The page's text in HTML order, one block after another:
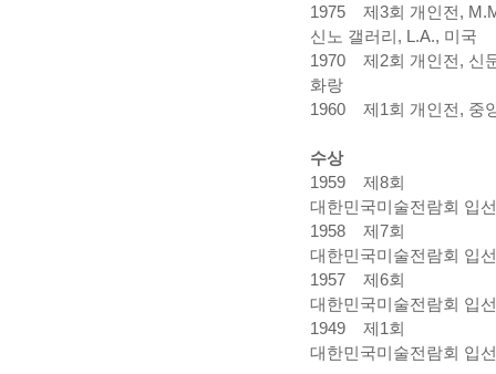
1975 제3회 개인전,
신노 갤러리, L.A., 미국
1970 제2회 개인전, 신
화랑
1960 제1회 개인전, 중
수상
1959 제8회
대한민국미술전람회 입선
1958 제7회
대한민국미술전람회 입선
1957 제6회
대한민국미술전람회 입선
1949 제1회
대한민국미술전람회 입